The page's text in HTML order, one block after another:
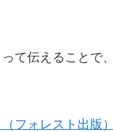
て伝えることで
フォレスト出版）